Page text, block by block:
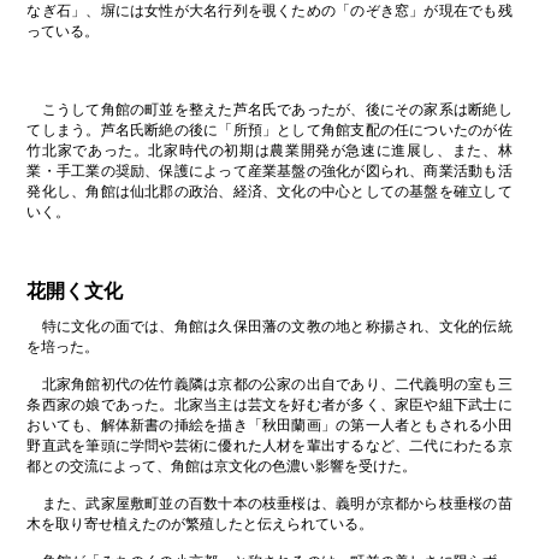
なぎ石」、塀には女性が大名行列を覗くための「のぞき窓」が現在でも残
っている。
こうして角館の町並を整えた芦名氏であったが、後にその家系は断絶し
てしまう。芦名氏断絶の後に「所預」として角館支配の任についたのが佐
竹北家であった。北家時代の初期は農業開発が急速に進展し、また、林
業・手工業の奨励、保護によって産業基盤の強化が図られ、商業活動も活
発化し、角館は仙北郡の政治、経済、文化の中心としての基盤を確立して
いく。
花開く文化
特に文化の面では、角館は久保田藩の文教の地と称揚され、文化的伝統
を培った。
北家角館初代の佐竹義隣は京都の公家の出自であり、二代義明の室も三
条西家の娘であった。北家当主は芸文を好む者が多く、家臣や組下武士に
おいても、解体新書の挿絵を描き「秋田蘭画」の第一人者ともされる小田
野直武を筆頭に学問や芸術に優れた人材を輩出するなど、二代にわたる京
都との交流によって、角館は京文化の色濃い影響を受けた。
また、武家屋敷町並の百数十本の枝垂桜は、義明が京都から枝垂桜の苗
木を取り寄せ植えたのが繁殖したと伝えられている。